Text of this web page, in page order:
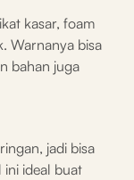
kasar, foam
Warnanya bisa
bahan juga
jadi bisa
ini ideal buat